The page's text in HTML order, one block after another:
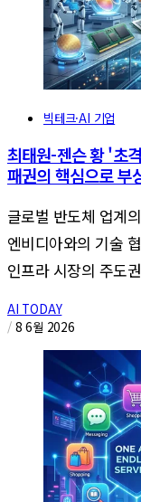
빅테크·AI 기업
최태원-젠슨 황 '초
패권의 핵심으로 부
글로벌 반도체 업계
엔비디아와의 기술
인프라 시장의 주도
AI TODAY
/ 8 6월 2026